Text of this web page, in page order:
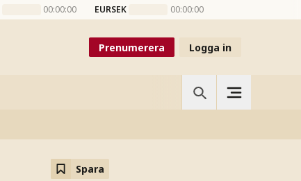
00:00:00 EURSEK 00:00:00
Prenumerera Logga in
Spara